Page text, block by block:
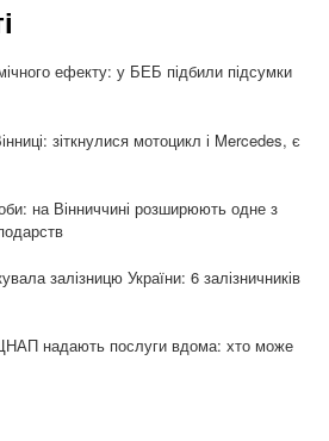
ефекту: у БЕБ підбили підсумки
зіткнулися мотоцикл і Mercedes, є
на Вінниччині розширюють одне з
залізницю України: 6 залізничників
ЦНАП надають послуги вдома: хто може